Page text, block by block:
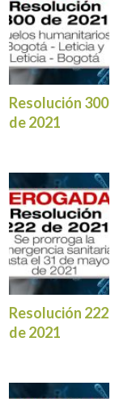
Resolución 300
de 2021
Resolución 222
de 2021